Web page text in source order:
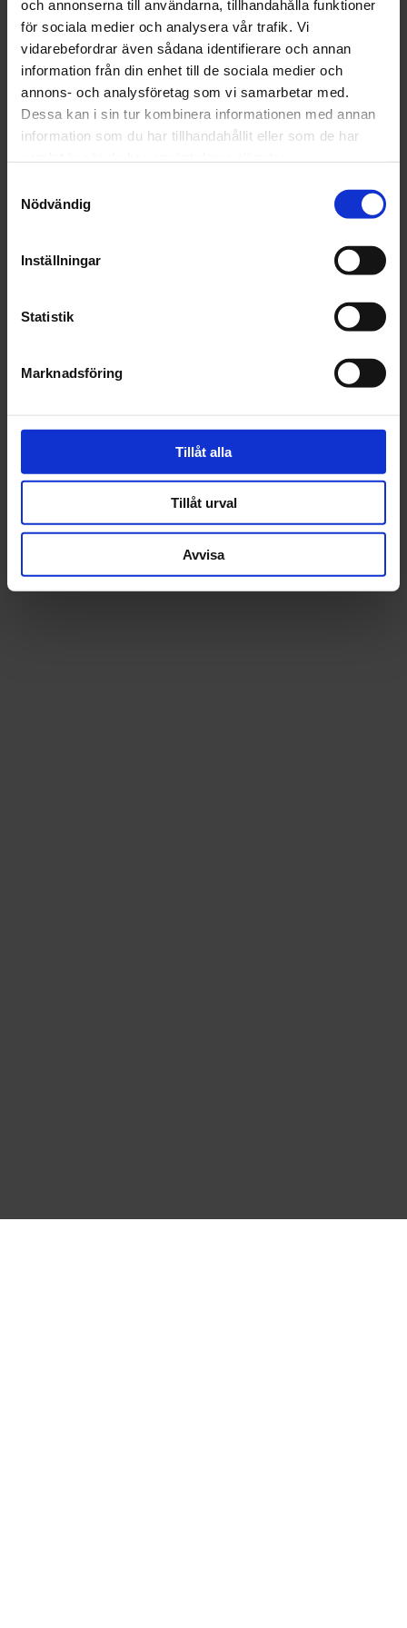
och annonserna till användarna, tillhandahålla funktioner
för sociala medier och analysera vår trafik. Vi
vidarebefordrar även sådana identifierare och annan
information från din enhet till de sociala medier och
annons- och analysföretag som vi samarbetar med.
Dessa kan i sin tur kombinera informationen med annan
information som du har tillhandahållit eller som de har
Nödvändig
Inställningar
Statistik
Marknadsföring
Tillåt alla
Tillåt urval
Avvisa
Finns i lager
Inkl. moms: 177 kr
Lägg i varukorgen
Fri frakt över 1500kr
Leverans inom 1-5 dagar